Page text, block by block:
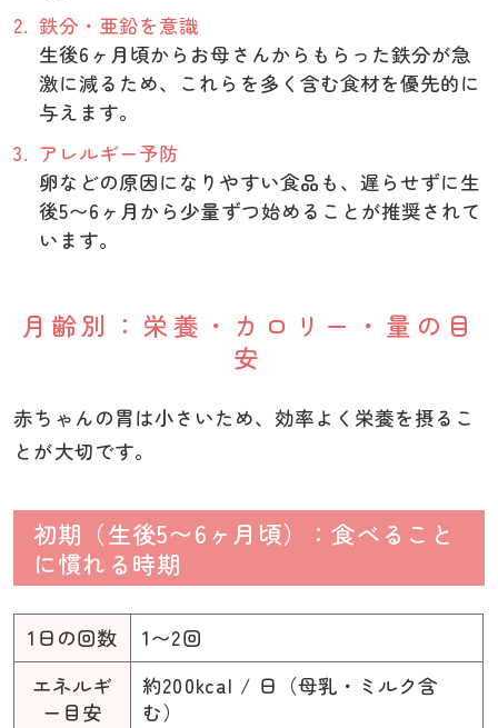
鉄分・亜鉛を意識
生後6ヶ月頃からお母さんからもらった鉄分が急
激に減るため、これらを多く含む食材を優先的に
与えます。
アレルギー予防
卵などの原因になりやすい食品も、遅らせずに生
後5〜6ヶ月から少量ずつ始めることが推奨されて
います。
月齢別：栄養・カロリー・量の目
安
赤ちゃんの胃は小さいため、効率よく栄養を摂るこ
とが大切です。
初期（生後5〜6ヶ月頃）：食べること
に慣れる時期
1日の回数
1〜2回
エネルギ
ー目安
約200kcal / 日（母乳・ミルク含
む）